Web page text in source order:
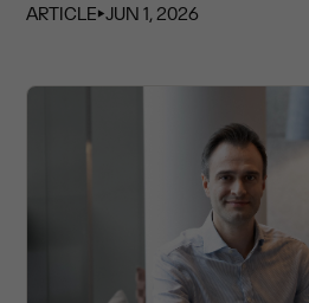
ARTICLE⏵JUN 1, 2026